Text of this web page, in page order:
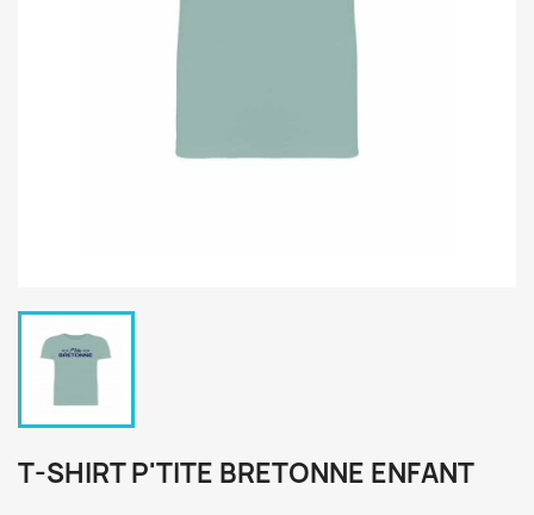
T-SHIRT P'TITE BRETONNE ENFANT